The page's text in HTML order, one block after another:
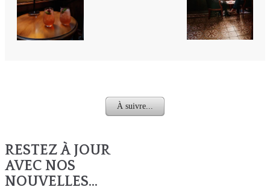
À suivre...
RESTEZ À JOUR
AVEC NOS
NOUVELLES...